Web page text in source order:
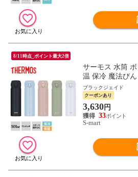
8/11時点_ポイント最大2倍
サーモス 水筒
温 保冷 魔法び
ケータイマグ
ブラックジェイド
クーポンあり
3,630円
33
S-mart